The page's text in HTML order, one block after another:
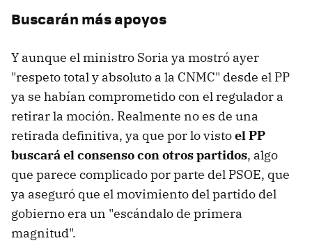
Buscarán más apoyos
Y aunque el ministro Soria ya mostró ayer
"respeto total y absoluto a la CNMC" desde el PP
ya se habían comprometido con el regulador a
retirar la moción. Realmente no es de una
retirada definitiva, ya que por lo vistoel PP
buscará el consenso con otros partidos, algo
que parece complicado por parte del PSOE, que
ya aseguró que el movimiento del partido del
gobierno era un "escándalo de primera
magnitud".